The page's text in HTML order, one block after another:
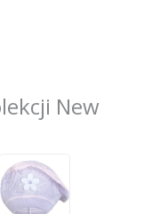
New